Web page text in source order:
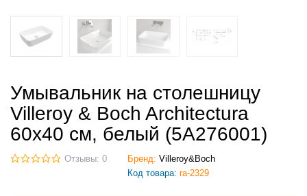
Умывальник на столешницу
Villeroy & Boch Architectura
60х40 см, белый (5A276001)
Отзывы: 0 Бренд: Villeroy&Boch
Код товара: ra-2329